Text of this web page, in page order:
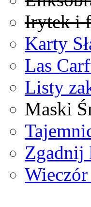
Irytek i
Karty
Las
Listy
Maski
Zgadnij